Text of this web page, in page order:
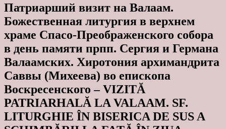
Патриарший визит на Валаам.
Божественная литургия в верхнем
храме Спасо-Преображенского собора
в день памяти прпп. Сергия и Германа
Валаамских. Хиротония архимандрита
Саввы (Михеева) во епископа
Воскресенского – VIZITĂ
PATRIARHALĂ LA VALAAM. SF.
LITURGHIE ÎN BISERICA DE SUS A